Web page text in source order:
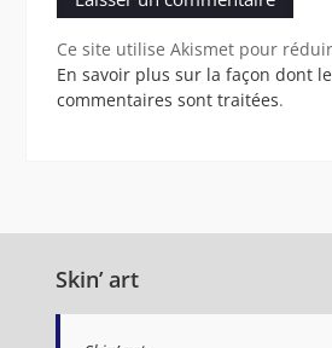
Ce site utilise Akismet pour
En savoir plus sur la façon dont
commentaires sont traitées.
Skin’ art